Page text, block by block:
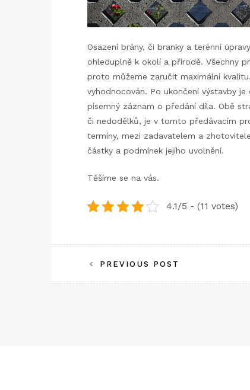
Osazení brány, či branky a terénní
ohleduplně k okolí a přírodě. Všechny
proto můžeme zaručit maximální kvalitu.
vyhodnocován. Po ukončení výstavby
písemný záznam o předání díla. Obě
či nedodělků, je v tomto předávacím
termíny, mezi zadavatelem a
částky a podmínek jejího uvolnění.
Těšíme se na vás.
4.1/5 - (11 votes)
Navigace
pro
PREVIOUS POST